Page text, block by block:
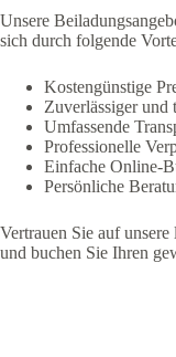
Unsere
sich durch folgende
Kostengünstige
Zuverlässiger und
Umfassende
Professionelle
Einfache Online-
Persönliche
Vertrauen Sie auf
und buchen Sie Ihren